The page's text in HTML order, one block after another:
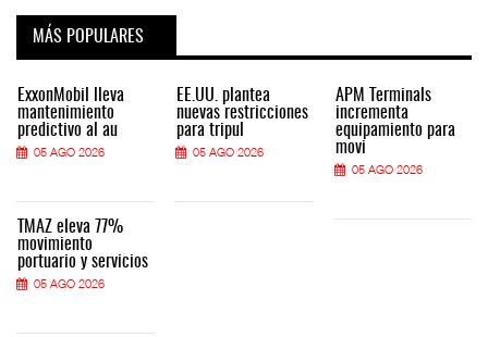
MÁS POPULARES
ExxonMobil lleva
mantenimiento
predictivo al au
05 AGO 2026
TMAZ eleva 77%
movimiento
portuario y servicios
05 AGO 2026
EE.UU. plantea
nuevas restricciones
para tripul
05 AGO 2026
APM Terminals
incrementa
equipamiento para
movi
05 AGO 2026